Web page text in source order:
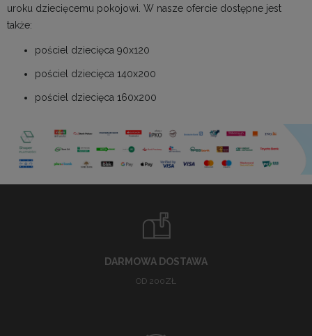
uroku dziecięcemu pokojowi. W nasze ofercie dostępne jest
także:
pościel dziecięca 90x120
pościel dziecięca 140x200
pościel dziecięca 160x200
DARMOWA DOSTAWA
OD 200ZŁ